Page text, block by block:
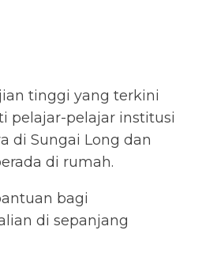
tinggi yang terkini
pelajar-pelajar institusi
di Sungai Long dan
di rumah.
bagi
di sepanjang